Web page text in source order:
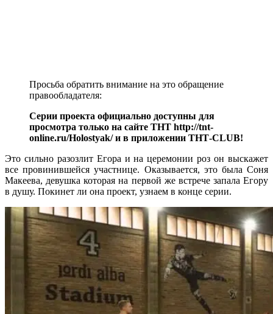
Просьба обратить внимание на это обращение
правообладателя:
Серии проекта официально доступны для
просмотра только на сайте ТНТ http://tnt-
online.ru/Holostyak/ и в приложении ТНТ-CLUB!
Это сильно разозлит Егора и на церемонии роз он выскажет
все провинившейся участнице. Оказывается, это была Соня
Макеева, девушка которая на первой же встрече запала Егору
в душу. Покинет ли она проект, узнаем в конце серии.